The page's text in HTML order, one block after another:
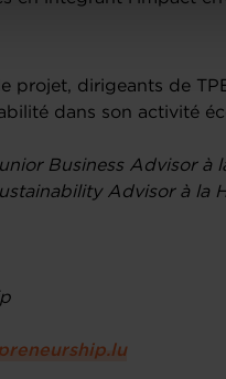
projet, dirigeants de
dans son activité
Business Advisor à
Advisor à la